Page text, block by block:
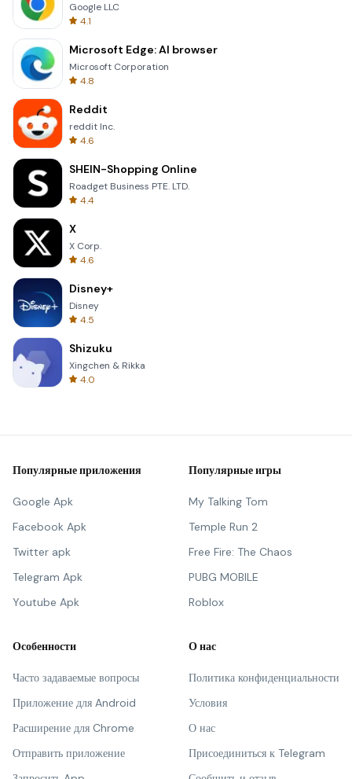
Google LLC
4.1
Microsoft Edge: AI browser
Microsoft Corporation
4.8
Reddit
reddit Inc.
4.6
SHEIN-Shopping Online
Roadget Business PTE. LTD.
4.4
X
X Corp.
4.6
Disney+
Disney
4.5
Shizuku
Xingchen & Rikka
4.0
Популярные приложения
Google Apk
Facebook Apk
Twitter apk
Telegram Apk
Youtube Apk
Популярные игры
My Talking Tom
Temple Run 2
Free Fire: The Chaos
PUBG MOBILE
Roblox
Особенности
Часто задаваемые вопросы
Приложение для Android
Расширение для Chrome
Отправить приложение
О нас
Политика конфиденциальности
Условия
О нас
Присоединиться к Telegram